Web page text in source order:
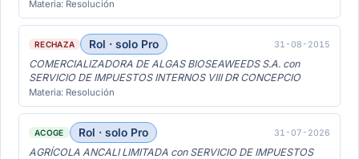
Materia: Resolución
RECHAZA Rol · solo Pro 31-08-2015
COMERCIALIZADORA DE ALGAS BIOSEAWEEDS S.A. con
SERVICIO DE IMPUESTOS INTERNOS VIII DR CONCEPCIO
Materia: Resolución
ACOGE Rol · solo Pro 31-07-2026
AGRÍCOLA ANCALI LIMITADA con SERVICIO DE IMPUESTOS